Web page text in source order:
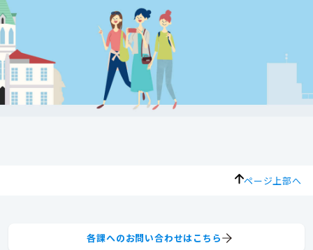
ページ上部へ
各課へのお問い合わせはこちら